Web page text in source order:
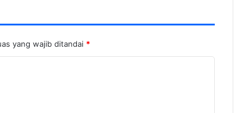
yang wajib ditandai *